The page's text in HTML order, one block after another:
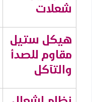
شعلات
هيكل ستيل
مقاوم للصدأ
والتآكل